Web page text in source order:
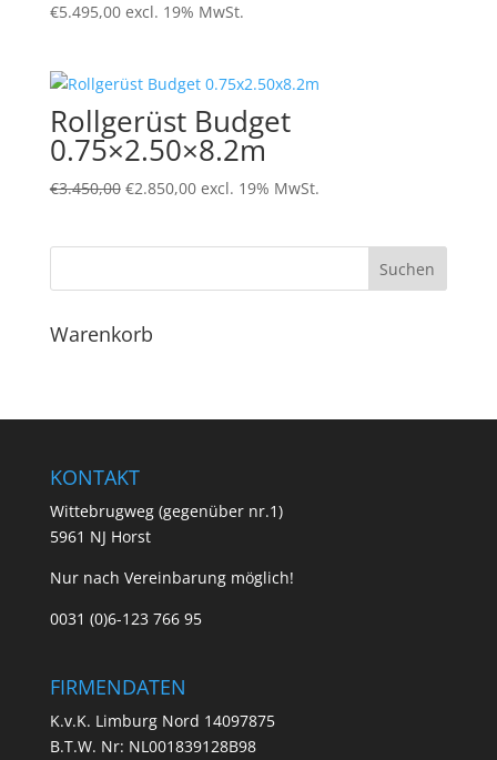
€5.495,00 excl. 19% MwSt.
Rollgerüst Budget
0.75×2.50×8.2m
€3.450,00 Ursprünglicher
€2.850,00Aktueller
excl. 19% MwSt.
Warenkorb
KONTAKT
Wittebrugweg (gegenüber nr.1)
5961 NJ Horst
Nur nach Vereinbarung möglich!
0031 (0)6-123 766 95
FIRMENDATEN
K.v.K. Limburg Nord 14097875
B.T.W. Nr: NL001839128B98